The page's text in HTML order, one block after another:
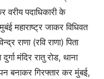
वरीय पदाधिकारी के
महाराष्ट्र जाकर विधिवत
राणा (रवि राणा) पिता
मंदिर रातु रोड, थाना
बनाकर गिरफ्तार कर मुंबई,